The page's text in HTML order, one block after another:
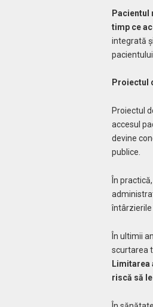
Pacientul
timp ce
integrată
pacientului.
Proiectul
Proiectul
accesul
devine
publice.
În
întârzierile
În ultimii
scurtarea
Limitarea
riscă să